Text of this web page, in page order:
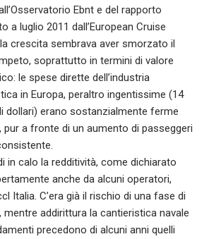
Ebnt e del rapporto
a luglio 2011 dall’European Cruise
crescita sembrava aver smorzato il
soprattutto in termini di valore
le spese dirette dell’industria
in Europa, peraltro ingentissime (14
dollari) erano sostanzialmente ferme
pur a fronte di un aumento di passeggeri
in calo la redditività, come dichiarato
anche da alcuni operatori,
Italia. C’era già il rischio di una fase di
mentre addirittura la cantieristica navale
precedono di alcuni anni quelli